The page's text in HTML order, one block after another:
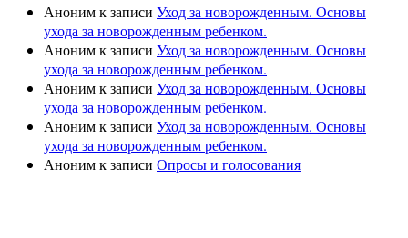
Анонимк записи Уход за новорожденным. Основы
ухода за новорожденным ребенком.
Анонимк записи Уход за новорожденным. Основы
ухода за новорожденным ребенком.
Анонимк записи Уход за новорожденным. Основы
ухода за новорожденным ребенком.
Анонимк записи Уход за новорожденным. Основы
ухода за новорожденным ребенком.
Анонимк записи Опросы и голосования